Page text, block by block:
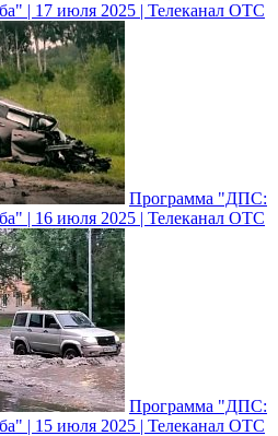
| 17 июля 2025 | Телеканал ОТС
Программа "ДПС:
| 16 июля 2025 | Телеканал ОТС
Программа "ДПС:
| 15 июля 2025 | Телеканал ОТС